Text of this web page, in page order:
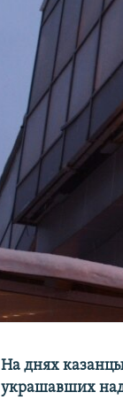
На днях
украшавших